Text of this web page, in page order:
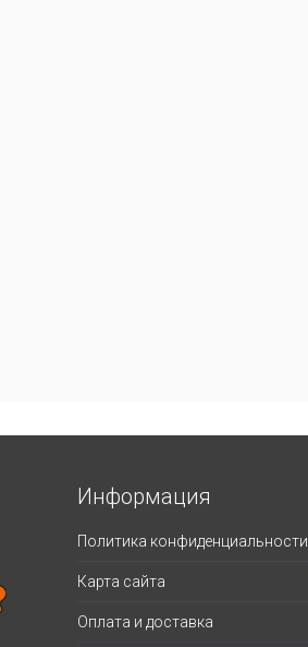
Информация
Политика конфиденциальности
Карта сайта
Оплата и доставка